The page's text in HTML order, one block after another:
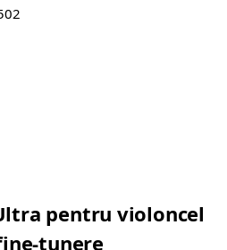
pentru violoncel
tunere